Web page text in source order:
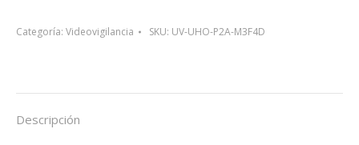
M3F4D
Categoría: Videovigilancia SKU: UV-UHO-P2A-M3F4D
Descripción